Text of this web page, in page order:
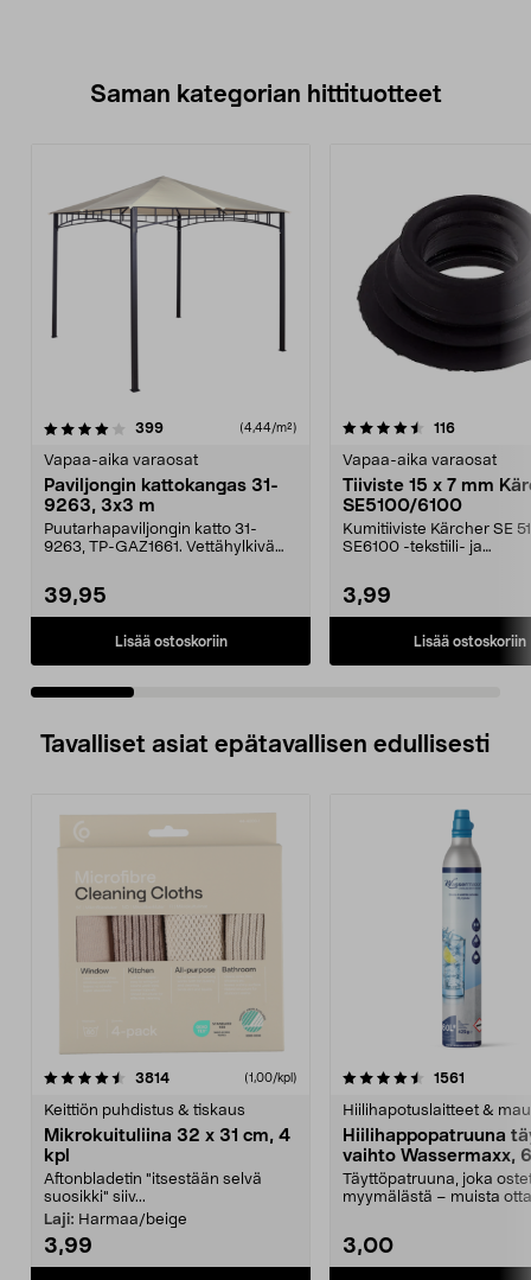
Saman kategorian hittituotteet
399arvostelut (4,44/m²)
Vapaa-aika varaosat
Paviljongin kattokangas 31-
9263, 3x3 m
Puutarhapaviljongin katto 31-
9263, TP-GAZ1661. Vettähylkivä
39,95
Lisää ostoskoriin
4.5 viidestä
116arvostelut
Vapaa-aika varaosat
Tiiviste 15 x 7 mm
SE5100/6100
Kumitiiviste Kärcher SE
SE6100 -tekstiili- ja
3,99
Lisää ostoskoriin
4.0 viidestä
Tavalliset asiat epätavallisen edullisesti
3814arvostelut (1,00/kpl)
Keittiön puhdistus & tiskaus
Mikrokuituliina 32 x 31 cm, 4
kpl
Aftonbladetin "itsestään selvä
suosikki" siiv...
Laji: Harmaa/beige
3,99
4.5viidestä
1561
Hiilihapotuslaitteet &
Hiilihappopatruuna
vaihto Wassermaxx,
Täyttöpatruuna, joka
myymälästä – muista
3,00
4.5viidestä